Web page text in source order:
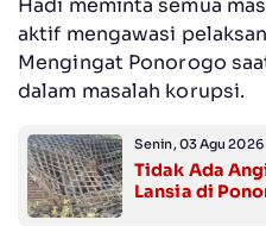
Hadi meminta semua
aktif mengawasi
Mengingat Ponorogo
dalam masalah korupsi.
Senin, 03 Agu 2026
Tidak Ada
Lansia di